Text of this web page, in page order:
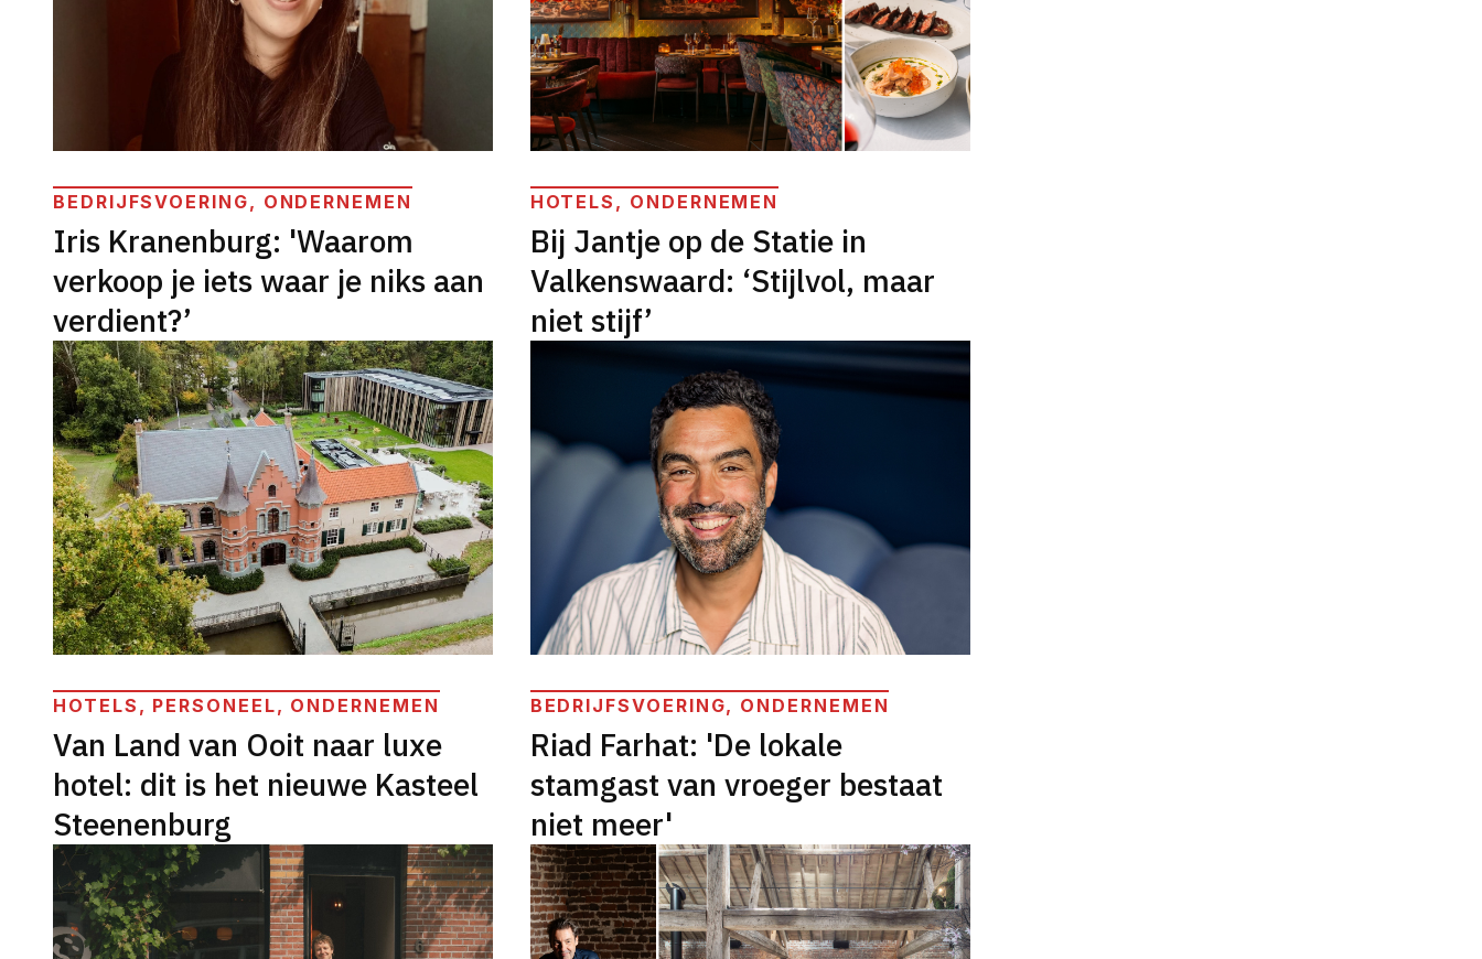
BEDRIJFSVOERING, ONDERNEMEN
Iris Kranenburg: 'Waarom
verkoop je iets waar je niks aan
verdient?’
HOTELS, ONDERNEMEN
Bij Jantje op de Statie in
Valkenswaard: ‘Stijlvol, maar
niet stijf’
HOTELS, PERSONEEL, ONDERNEMEN
Van Land van Ooit naar luxe
hotel: dit is het nieuwe Kasteel
Steenenburg
BEDRIJFSVOERING, ONDERNEMEN
Riad Farhat: 'De lokale
stamgast van vroeger bestaat
niet meer'